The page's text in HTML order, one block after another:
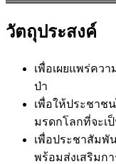
วัตถุประสงค์
เพื่อเผยแพร่คว
ป่า
เพื่อให้ประชาช
มรดกโลกที่จะเ
เพื่อประชาสัมพั
พร้อมส่งเสริมก